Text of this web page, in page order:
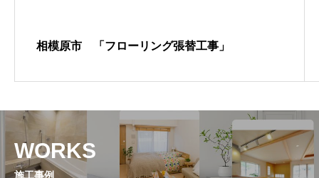
相模原市 「フローリング張替工事」
WORKS
施工事例